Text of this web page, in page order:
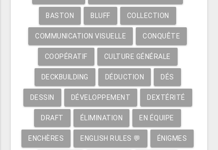
BASTON BLUFF COLLECTION
COMMUNICATION VISUELLE CONQUÊTE
COOPÉRATIF CULTURE GÉNÉRALE
DECKBUILDING DÉDUCTION DÉS
DESSIN DÉVELOPPEMENT DEXTÉRITÉ
DRAFT ÉLIMINATION EN ÉQUIPE
ENCHÈRES ENGLISH RULES 💬 ÉNIGMES